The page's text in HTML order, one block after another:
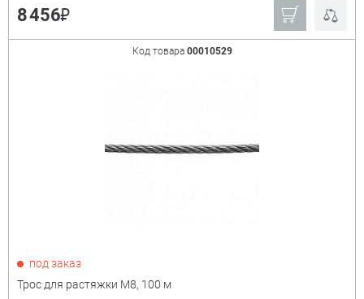
8 456₽
Код товара 00010529
под заказ
Трос для растяжки М8, 100 м